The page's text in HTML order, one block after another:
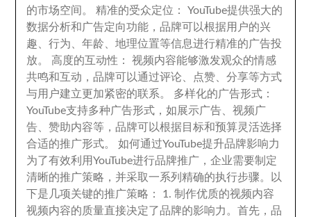
的市场空间 。精准的受众定位 ：YouTube提供强大的
数据分析和广告定向功能 ，品牌可以根据用户的兴
趣 、行为 、年龄 、地理位置等信息进行精准的广告投
放。 高度的互动性 ：视频内容能够激发观众的情感
共鸣和互动 ，品牌可以通过评论 点赞 、分享等方式
与用户建立更加紧密的联系。 多样化的广告形式 ：
YouTube支持多种广告形式 ，如展示广告 、视频广
告 、赞助内容等 ，品牌可以根据目标和预算灵活选择
合适的推广形式。如何通过YouTube提升品牌影响力
为了有效利用YouTube进行品牌推广 ，企业需要制定
清晰的推广策略 ， 并采取一系列精确的执行步骤。
以
下是几项关键的推广策略 ： 1.制作优质的视频内容
视频内容的质量直接决定了品牌的影响力 。首先 ，品